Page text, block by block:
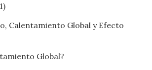
Calentamiento Global y Efecto
Global?